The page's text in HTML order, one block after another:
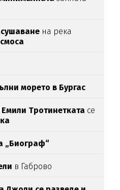
на река
морето в Бургас
Емили Тротинетката се
„Биограф“
в Габрово